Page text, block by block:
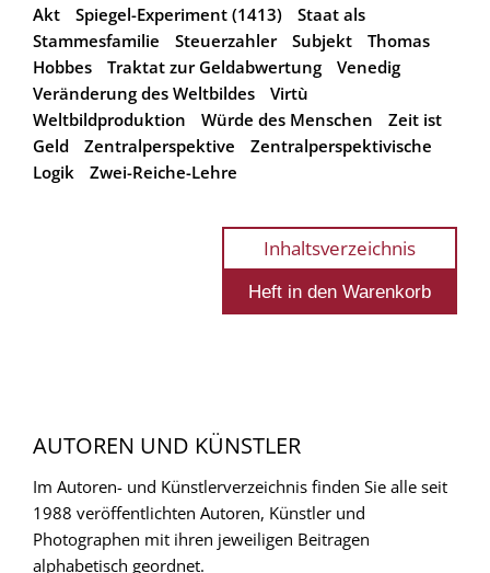
Akt
Spiegel-Experiment (1413)
Staat als
Stammesfamilie
Steuerzahler Subjekt
Thomas
Hobbes
Traktat zur Geldabwertung
Venedig
Veränderung des Weltbildes
Virtù
Weltbildproduktion
Würde des Menschen
Zeit ist
Geld
Zentralperspektive
Zentralperspektivische
Logik
Zwei-Reiche-Lehre
Inhaltsverzeichnis
AUTOREN UND KÜNSTLER
Im Autoren- und Künstlerverzeichnis finden Sie alle seit
1988 veröffentlichten Autoren, Künstler und
Photographen mit ihren jeweiligen Beitragen
alphabetisch geordnet.